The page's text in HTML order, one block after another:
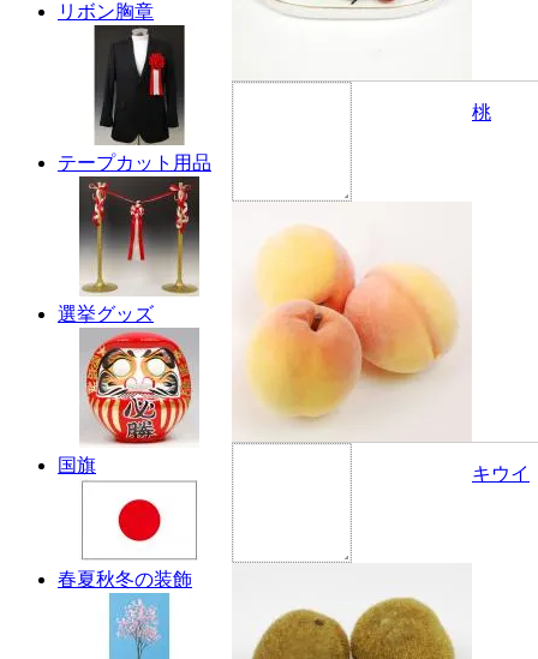
リボン胸章
テープカット用品
選挙グッズ
国旗
春夏秋冬の装飾
桃
キウイ